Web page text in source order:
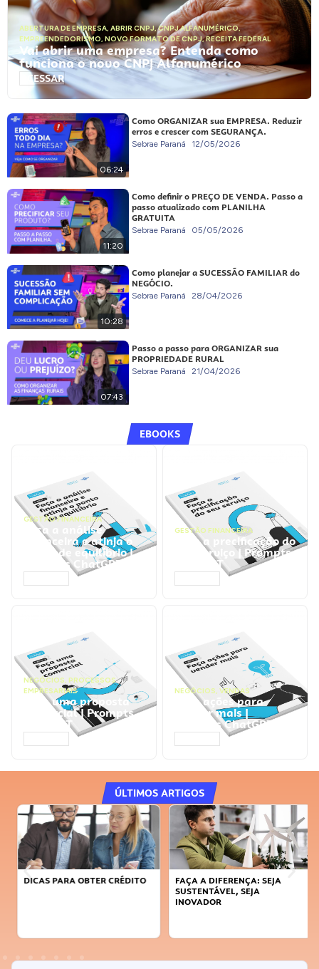
ABERTURA DE EMPRESA, ABRIR CNPJ,CNPJ ALFANUMÉRICO,
EMPREENDEDORISMO, NOVO FORMATO DE CNPJ,RECEITA FEDERAL
Vai abrir uma empresa? Entenda como
funciona o novo CNPJ Alfanumérico
ACESSAR
06:24
Como ORGANIZAR sua EMPRESA. Reduzir
erros e crescer com SEGURANÇA.
Sebrae Paraná 12/05/2026
11:20
Como definir o PREÇO DE VENDA. Passo a
passo atualizado com PLANILHA
GRATUITA
Sebrae Paraná 05/05/2026
10:28
Como planejar a SUCESSÃO FAMILIAR do
NEGÓCIO.
Sebrae Paraná 28/04/2026
07:43
Passo a passo para ORGANIZAR sua
PROPRIEDADE RURAL
Sebrae Paraná 21/04/2026
EBOOKS
GESTÃO FINANCEIRA
Faça a análise
financeira e atinja o
ponto de equilíbrio |
Prompts ChatGPT
GESTÃO FINANCEIRA
Faça a precificação do
seu serviço | Prompts
ChatGPT
NEGÓCIOS, PROCESSOS
EMPRESARIAIS
Faça uma proposta
comercial | Prompts
ChatGPT
NEGÓCIOS, VENDAS
Faça ações para
vender mais |
Prompts ChatGPT
ÚLTIMOS ARTIGOS
DICAS PARA OBTER CRÉDITO
FAÇA A DIFERENÇA: SEJA
SUSTENTÁVEL, SEJA
INOVADOR